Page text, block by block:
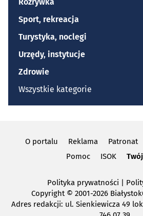
Sport, rekreacja
Turystyka, noclegi
Urzędy, instytucje
Zdrowie
Wszystkie kategorie
O portalu Reklama Patronat
Pomoc
ISOK
Polityka prywatności |
Copyright © 2001-2026
Adres redakcji: ul. Sienkiewicza 49